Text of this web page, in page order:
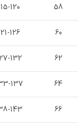
58
120
60
126
62
132
64
137
66
143